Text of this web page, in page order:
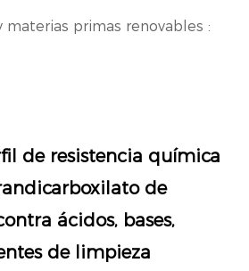
primas renovables :
de resistencia química
de
ácidos, bases,
de limpieza